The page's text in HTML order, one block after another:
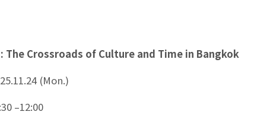
The Crossroads of Culture and Time in Bangkok
(Mon.)
–12:00